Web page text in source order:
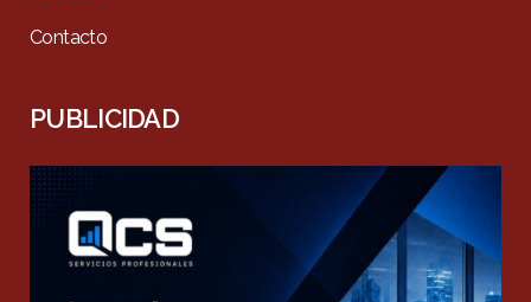
Contacto
PUBLICIDAD